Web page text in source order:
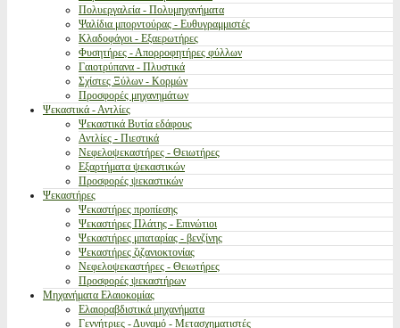
Πολυεργαλεία - Πολυμηχανήματα
Ψαλίδια μπορντούρας - Ευθυγραμμιστές
Κλαδοφάγοι - Εξαερωτήρες
Φυσητήρες - Απορροφητήρες φύλλων
Γαιοτρύπανα - Πλυστικά
Σχίστες Ξύλων - Κορμών
Προσφορές μηχανημάτων
Ψεκαστικά - Αντλίες
Ψεκαστικά Βυτία εδάφους
Αντλίες - Πιεστικά
Νεφελοψεκαστήρες - Θειωτήρες
Εξαρτήματα ψεκαστικών
Προσφορές ψεκαστικών
Ψεκαστήρες
Ψεκαστήρες προπίεσης
Ψεκαστήρες Πλάτης - Επινώτιοι
Ψεκαστήρες μπαταρίας - βενζίνης
Ψεκαστήρες ζιζανιοκτονίας
Νεφελοψεκαστήρες - Θειωτήρες
Προσφορές ψεκαστήρων
Μηχανήματα Ελαιοκομίας
Ελαιοραβδιστικά μηχανήματα
Γεννήτριες - Δυναμό - Μετασχηματιστές